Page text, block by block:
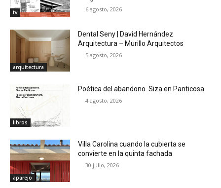
tv 6 agosto, 2026
arquitectura
Dental Seny | David Hernández
Arquitectura – Murillo Arquitectos
5 agosto, 2026
libros
Poética del abandono. Siza en Panticosa
4 agosto, 2026
aparejo
Villa Carolina cuando la cubierta se
convierte en la quinta fachada
30 julio, 2026